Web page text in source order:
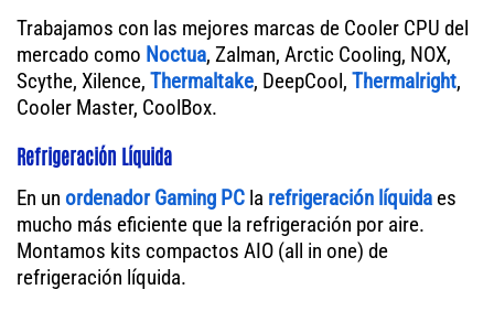
Trabajamos con las mejores marcas de Cooler CPU del
mercado como Noctua, Zalman, Arctic Cooling, NOX,
Scythe, Xilence, Thermaltake, DeepCool, Thermalright,
Cooler Master, CoolBox.
Refrigeración Líquida
En un ordenador Gaming PC la refrigeración líquida es
mucho más eficiente que la refrigeración por aire.
Montamos kits compactos AIO (all in one) de
refrigeración líquida.